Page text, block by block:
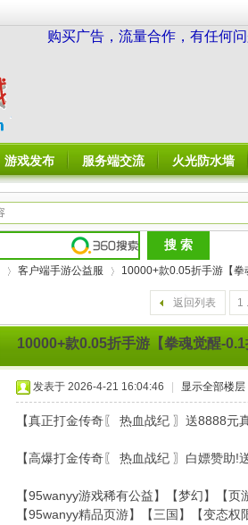
购买广告，流量合作，有任何
游戏发布 服务端交流 火光防水墙
客户端手游公益服
›
10000+款0.05折手游【
1
返回列表
10000+款0.05折手游【拳魂觉醒-
发表于 2026-4-21 16:04:46 显示全部楼层
【真正打金传奇〖 热血战纪 〗送8888元
【高爆打金传奇〖 热血战纪 〗白嫖赞助!
【95wanyy游戏稀有公益】【梦幻】【
【95wanyy精品页游】【三国】【变态